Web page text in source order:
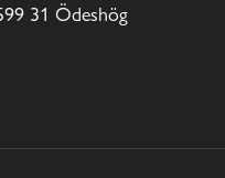
31 Ödeshög